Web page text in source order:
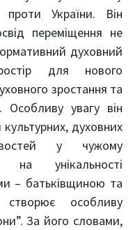
проти України. Він
переміщення не
духовний
для нового
зростання та
Особливу увагу він
духовних
у чужому
на унікальності
– батьківщиною та
особливу
За його словами,